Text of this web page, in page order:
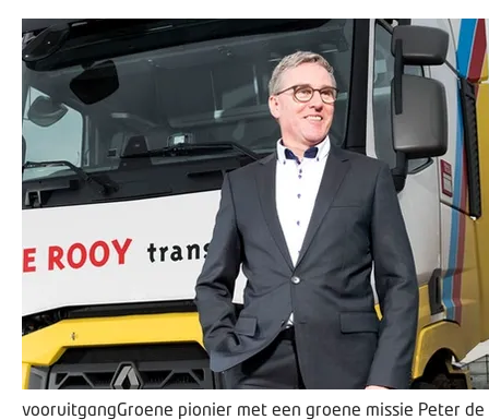
vooruitgang​Groene pionier met een groene missie Peter de